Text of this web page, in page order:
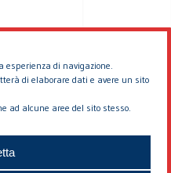
di navigazione.
di elaborare dati e avere un sito
ad alcune aree del sito stesso.